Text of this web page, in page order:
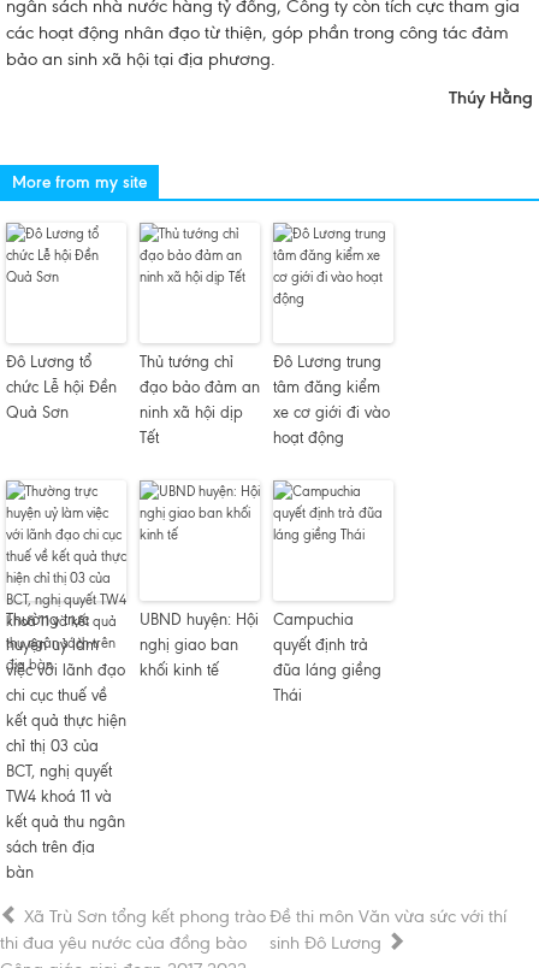
ngân sách nhà nước hàng tỷ đồng, Công ty còn tích cực tham gia
các hoạt động nhân đạo từ thiện, góp phần trong công tác đảm
bảo an sinh xã hội tại địa phương.
Thúy Hằng
More from my site
Đô Lương tổ
chức Lễ hội Đền
Quả Sơn
Thủ tướng chỉ
đạo bảo đảm an
ninh xã hội dịp
Tết
Đô Lương trung
tâm đăng kiểm
xe cơ giới đi vào
hoạt động
Thường trực
huyện uỷ làm
việc với lãnh đạo
chi cục thuế về
kết quả thực hiện
chỉ thị 03 của
BCT, nghị quyết
TW4 khoá 11 và
kết quả thu ngân
sách trên địa
bàn
UBND huyện: Hội
nghị giao ban
khối kinh tế
Campuchia
quyết định trả
đũa láng giềng
Thái
Xã Trù Sơn tổng kết phong trào
thi đua yêu nước của đồng bào
Đề thi môn Văn vừa sức với thí
sinh Đô Lương